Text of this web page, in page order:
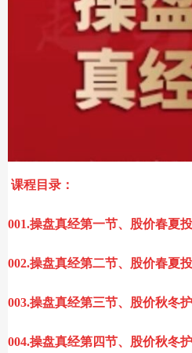
课程目录：
001.操盘真经第一节、股价春夏
002.操盘真经第二节、股价春夏
003.操盘真经第三节、股价秋冬
004.操盘真经第四节、股价秋冬